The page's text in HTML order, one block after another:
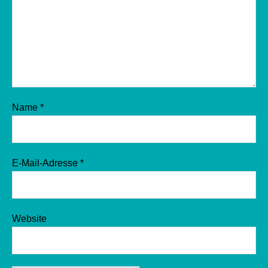
Name *
E-Mail-Adresse *
Website